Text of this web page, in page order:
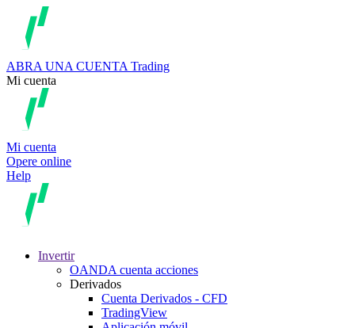
ABRA UNA CUENTA Trading
Mi cuenta
Mi cuenta
Opere online
Help
Invertir
OANDA cuenta acciones
Derivados
Cuenta Derivados - CFD
TradingView